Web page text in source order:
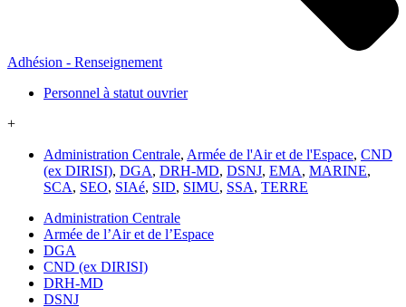
Adhésion - Renseignement
Personnel à statut ouvrier
+
Administration Centrale, Armée de l'Air et de l'Espace, CND
(ex DIRISI), DGA, DRH-MD, DSNJ, EMA, MARINE,
SCA, SEO, SIAé, SID, SIMU, SSA, TERRE
Administration Centrale
Armée de l’Air et de l’Espace
DGA
CND (ex DIRISI)
DRH-MD
DSNJ